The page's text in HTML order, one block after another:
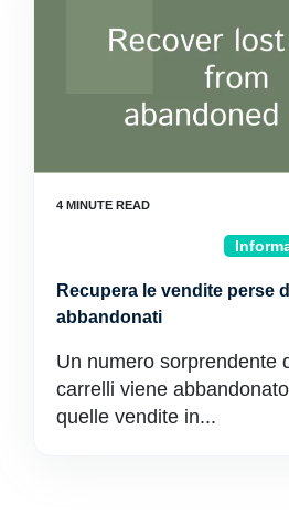
Recupera le vendite perse
abbandonati
Un numero sorprendente
carrelli viene
quelle vendite in...